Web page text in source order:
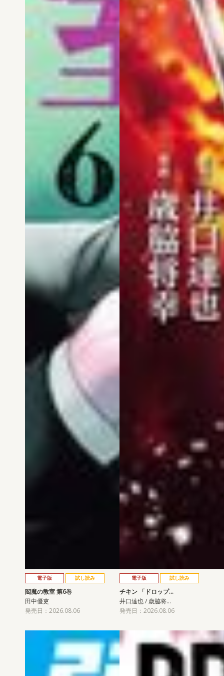
電子版 試し読み
閻魔の教室 第6巻
田中優吏
発売日：2026.08.06
電子版 試し読み
チキン 「ドロップ…
井口達也 / 歳脇将…
発売日：2026.08.06